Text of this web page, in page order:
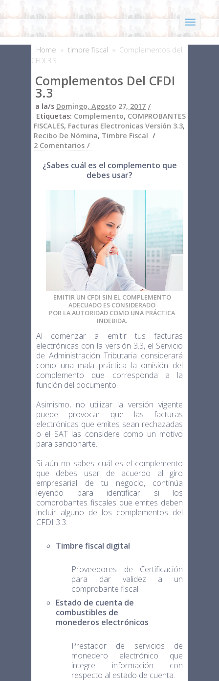
Home » timbre fiscal » Complementos del
CFDI 3.3
Complementos Del CFDI
3.3
a la/s Domingo, Agosto 27, 2017
Etiquetas: Complemento, COMPROBANTES
FISCALES, Facturas Electronicas Versión 3.3,
Recibo De Nómina, Timbre Fiscal
2 Comentarios
¿Sabes cuál es el complemento que
debes usar?
EMITIR UN CFDI SIN EL COMPLEMENTO
ADECUADO ES CONSIDERADO
POR LA AUTORIDAD COMO UNA PRÁCTICA
INDEBIDA.
Al comenzar a emitir tus facturas
electrónicas con la versión 3.3, el Servicio
de Administración Tributaria considerará
como una mala práctica la omisión del
complemento que corresponda a la
función del documento.
Asimismo, no utilizar la versión vigente
puede provocar que las facturas
electrónicas que emites sean rechazadas
o el SAT las considere como un motivo
para sancionarte.
Si aún no sabes cuál es el complemento
que debes usar de acuerdo al giro
empresarial de tu negocio, continúa
leyendo para identificar si los
comprobantes fiscales que emites deben
incluir alguno de los complementos del
CFDI 3.3:
Timbre fiscal digital
Proveedores de Certificación
para dar validez a un
comprobante fiscal.
Estado de cuenta de
combustibles de
monederos electrónicos
Prestador de servicios de
monedero electrónico que
integre información con
respecto al estado de cuenta.